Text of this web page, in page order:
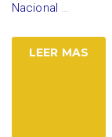
Nacional …
LEER MAS